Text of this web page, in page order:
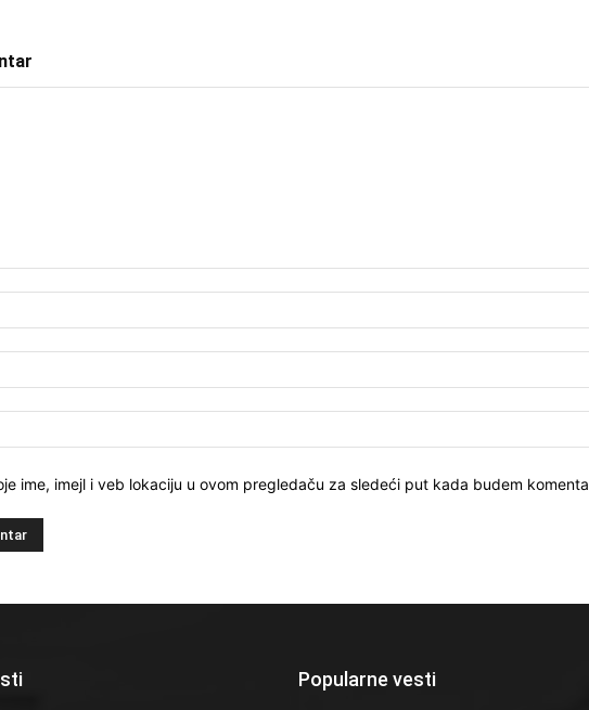
ime, imejl i veb lokaciju u ovom pregledaču za sledeći put kada budem
Popularne vesti